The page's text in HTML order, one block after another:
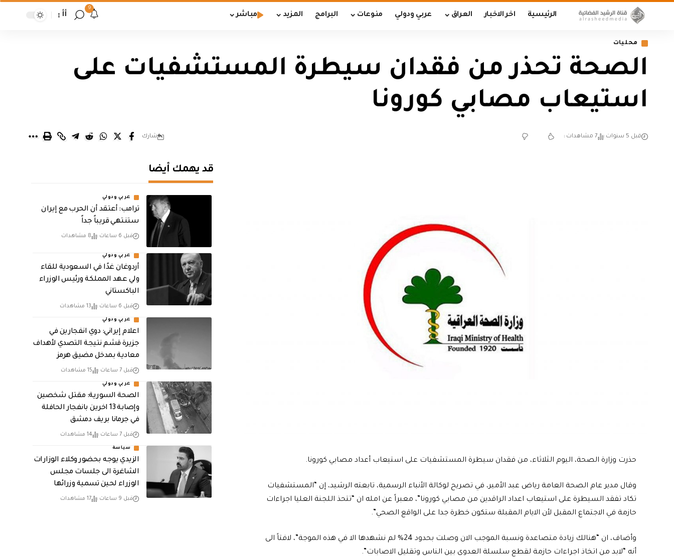
الرئيسية اخر الاخبار العراق عربي ودولي منوعات البرامج المزيد مباشر
9
أأ
محليات
الصحة تحذر من فقدان سيطرة المستشفيات على
استيعاب مصابي كورونا
قبل 5 سنوات 7 مشاهدات شارك
حذرت وزارة الصحة، اليوم الثلاثاء، من فقدان سيطرة المستشفيات على استيعاب أعداد مصابي كورونا.
وقال مدير عام الصحة العامة رياض عبد الأمير، في تصريح لوكالة الأنباء الرسمية، تابعته الرشيد، إن “المستشفيات
تكاد تفقد السيطرة على استيعاب اعداد الراقدين من مصابي كورونا”، معبراً عن امله ان “تتحذ اللجنة العليا اجراءات
حازمة في الاجتماع المقبل لأن الايام المقبلة ستكون خطرة جدا على الواقع الصحي”.
وأضاف، ان “هنالك زيادة متصاعدة ونسبة الموجب الان وصلت بحدود 24% لم نشهدها الا في هذه الموجة”، لافتاً الى
أنه “لابد من اتخاذ اجراءات حازمة لقطع سلسلة العدوى بين الناس وتقليل الاصابات”.
قد يهمك أيضا
عربي ودولي
‏ترامب: أعتقد أن الحرب مع إيران
ستنتهي قريباً جداً
قبل 6 ساعات 8 مشاهدات
عربي ودولي
أردوغان غدًا في السعودية للقاء
ولي عهد المملكة ورئيس الوزراء
الباكستاني
قبل 6 ساعات 13 مشاهدات
عربي ودولي
اعلام إيراني: دوي انفجارين في
جزيرة قشم نتيجة التصدي لأهداف
معادية بمدخل مضيق هرمز
قبل 7 ساعات 15 مشاهدات
عربي ودولي
الصحة السورية: مقتل شخصين
وإصابة 13 اخرين بانفجار الحافلة
في جرمانا بريف دمشق
قبل 7 ساعات 14 مشاهدات
سياسة
الزيدي يوجه بحضور وكلاء الوزارات
الشاغرة الى جلسات مجلس
الوزراء لحين تسمية وزرائها
قبل 9 ساعات 17 مشاهدات